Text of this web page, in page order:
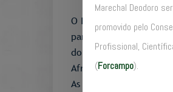
O I Prêmio Estratégias
para a permanência
do Instituto Unibanco,
Afrocientista.
As oito iniciativas
Marechal Deodoro
promovido pelo
Profissional,
(Forcampo).